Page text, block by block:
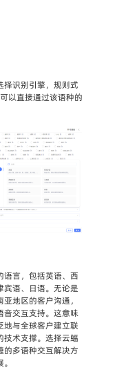
择识别引擎，规则式
以直接通过该语种的
语言，包括英语、西
宾语、日语。无论是
地区的客户沟通，
音交互支持。这意味
地与全球客户建立联
技术支撑。选择云蝠
的多语种交互解决方